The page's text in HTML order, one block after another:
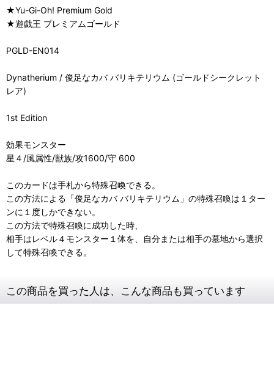
★Yu-Gi-Oh! Premium Gold
★遊戯王 プレミアムゴールド
PGLD-EN014
Dynatherium / 俊足なカバ バリキテリウム (ゴールドシークレット
レア)
1st Edition
効果モンスター
星４/風属性/獣族/攻1600/守 600
このカードは手札から特殊召喚できる。
この方法による「俊足なカバ バリキテリウム」の特殊召喚は１ター
ンに１度しかできない。
この方法で特殊召喚に成功した時、
相手はレベル４モンスター１体を、自分または相手の墓地から選択
して特殊召喚できる。
この商品を買った人は、こんな商品も買っています